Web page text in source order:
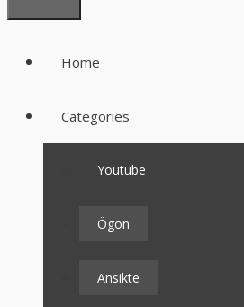
Home
Categories
Youtube
Ögon
Ansikte